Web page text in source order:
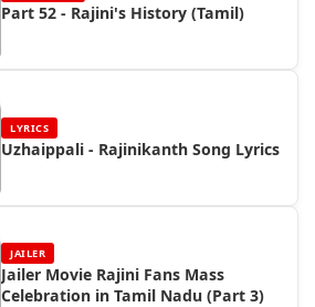
Part 52 - Rajini's History (Tamil)
LYRICS
Uzhaippali - Rajinikanth Song Lyrics
JAILER
Jailer Movie Rajini Fans Mass
Celebration in Tamil Nadu (Part 3)